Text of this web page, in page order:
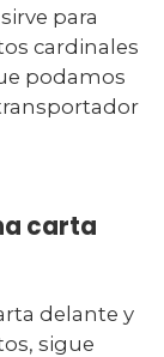
para
cardinales
podamos
carta
delante y
sigue